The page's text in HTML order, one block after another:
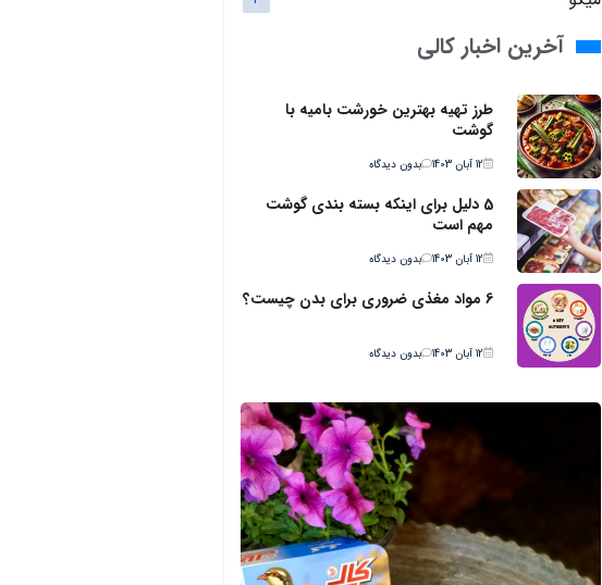
آخرین اخبار کالی
طرز تهیه بهترین خورشت بامیه با
گوشت
12 آبان 1403 بدون دیدگاه
5 دلیل برای اینکه بسته بندی گوشت
مهم است
12 آبان 1403 بدون دیدگاه
6 مواد مغذی ضروری برای بدن چیست؟
12 آبان 1403 بدون دیدگاه